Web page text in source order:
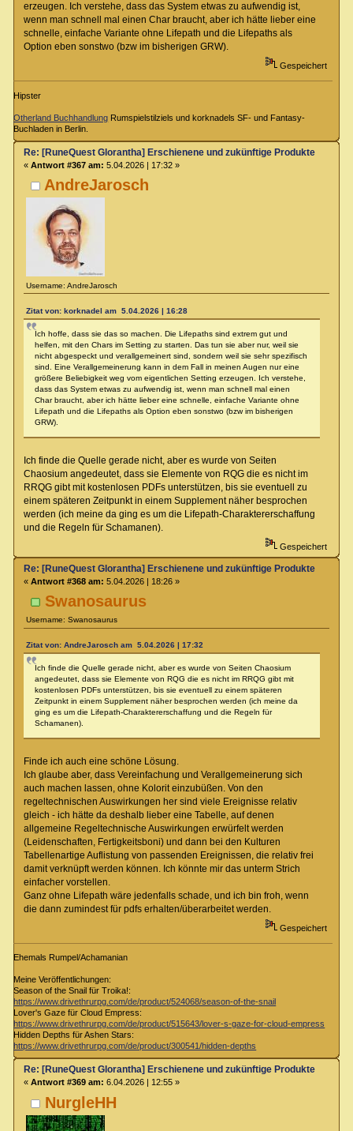
erzeugen. Ich verstehe, dass das System etwas zu aufwendig ist,
wenn man schnell mal einen Char braucht, aber ich hätte lieber eine
schnelle, einfache Variante ohne Lifepath und die Lifepaths als
Option eben sonstwo (bzw im bisherigen GRW).
Gespeichert
Hipster
Otherland Buchhandlung Rumspielstilziels und korknadels SF- und Fantasy-
Buchladen in Berlin.
AndreJarosch
Username: AndreJarosch
Re: [RuneQuest Glorantha] Erschienene und zukünftige Produkte
« Antwort #367 am: 5.04.2026 | 17:32 »
Zitat von: korknadel am 5.04.2026 | 16:28
Ich hoffe, dass sie das so machen. Die Lifepaths sind extrem gut und
helfen, mit den Chars im Setting zu starten. Das tun sie aber nur, weil sie
nicht abgespeckt und verallgemeinert sind, sondern weil sie sehr spezifisch
sind. Eine Verallgemeinerung kann in dem Fall in meinen Augen nur eine
größere Beliebigkeit weg vom eigentlichen Setting erzeugen. Ich verstehe,
dass das System etwas zu aufwendig ist, wenn man schnell mal einen
Char braucht, aber ich hätte lieber eine schnelle, einfache Variante ohne
Lifepath und die Lifepaths als Option eben sonstwo (bzw im bisherigen
GRW).
Ich finde die Quelle gerade nicht, aber es wurde von Seiten
Chaosium angedeutet, dass sie Elemente von RQG die es nicht im
RRQG gibt mit kostenlosen PDFs unterstützen, bis sie eventuell zu
einem späteren Zeitpunkt in einem Supplement näher besprochen
werden (ich meine da ging es um die Lifepath-Charaktererschaffung
und die Regeln für Schamanen).
Gespeichert
Swanosaurus
Username: Swanosaurus
Re: [RuneQuest Glorantha] Erschienene und zukünftige Produkte
« Antwort #368 am: 5.04.2026 | 18:26 »
Zitat von: AndreJarosch am 5.04.2026 | 17:32
Ich finde die Quelle gerade nicht, aber es wurde von Seiten Chaosium
angedeutet, dass sie Elemente von RQG die es nicht im RRQG gibt mit
kostenlosen PDFs unterstützen, bis sie eventuell zu einem späteren
Zeitpunkt in einem Supplement näher besprochen werden (ich meine da
ging es um die Lifepath-Charaktererschaffung und die Regeln für
Schamanen).
Finde ich auch eine schöne Lösung.
Ich glaube aber, dass Vereinfachung und Verallgemeinerung sich
auch machen lassen, ohne Kolorit einzubüßen. Von den
regeltechnischen Auswirkungen her sind viele Ereignisse relativ
gleich - ich hätte da deshalb lieber eine Tabelle, auf denen
allgemeine Regeltechnische Auswirkungen erwürfelt werden
(Leidenschaften, Fertigkeitsboni) und dann bei den Kulturen
Tabellenartige Auflistung von passenden Ereignissen, die relativ frei
damit verknüpft werden können. Ich könnte mir das unterm Strich
einfacher vorstellen.
Ganz ohne Lifepath wäre jedenfalls schade, und ich bin froh, wenn
die dann zumindest für pdfs erhalten/überarbeitet werden.
Gespeichert
Ehemals Rumpel/Achamanian
Meine Veröffentlichungen:
Season of the Snail für Troika!:
https://www.drivethrurpg.com/de/product/524068/season-of-the-snail
Lover's Gaze für Cloud Empress:
https://www.drivethrurpg.com/de/product/515643/lover-s-gaze-for-cloud-empress
Hidden Depths für Ashen Stars:
https://www.drivethrurpg.com/de/product/300541/hidden-depths
NurgleHH
Re: [RuneQuest Glorantha] Erschienene und zukünftige Produkte
« Antwort #369 am: 6.04.2026 | 12:55 »